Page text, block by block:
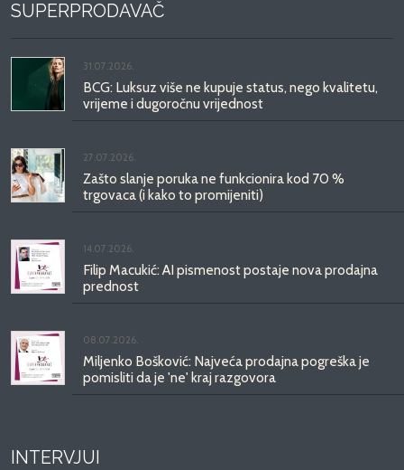
SUPERPRODAVAČ
31.07.2026.
BCG: Luksuz više ne kupuje status, nego kvalitetu,
vrijeme i dugoročnu vrijednost
27.07.2026.
Zašto slanje poruka ne funkcionira kod 70 %
trgovaca (i kako to promijeniti)
14.07.2026.
Filip Macukić: AI pismenost postaje nova prodajna
prednost
08.07.2026.
Miljenko Bošković: Najveća prodajna pogreška je
pomisliti da je 'ne' kraj razgovora
INTERVJUI